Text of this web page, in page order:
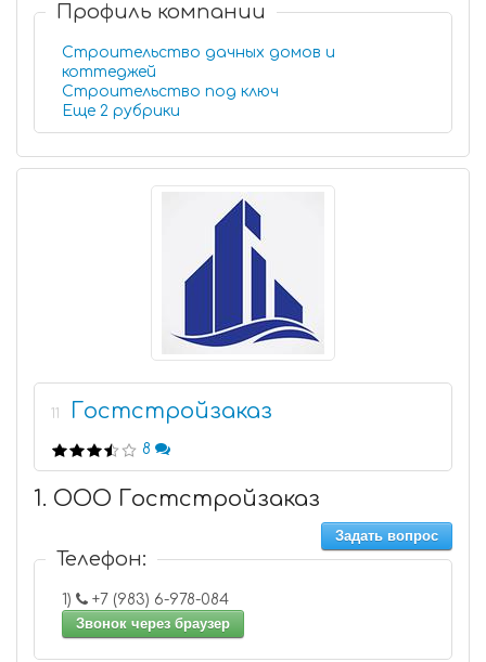
Профиль компании
Строительство дачных домов и
коттеджей
Строительство под ключ
Еще 2 рубрики
11 Гостстройзаказ
8
1. ООО Гостстройзаказ
Задать вопрос
Телефон:
1)
+7 (983) 6-978-084
Звонок через браузер